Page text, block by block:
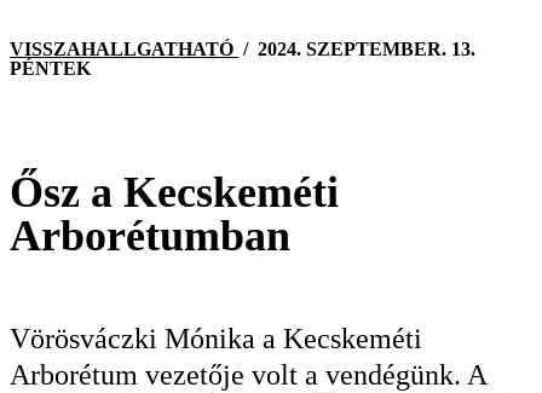
KERESÉS
VISSZAHALLGATHATÓ / 2024. SZEPTEMBER. 13.
PÉNTEK
Ősz a Kecskeméti
Arborétumban
Vörösváczki Mónika a Kecskeméti
Arborétum vezetője volt a vendégünk. A